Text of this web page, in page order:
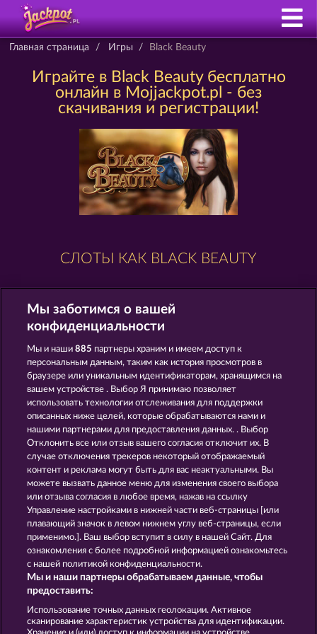
Главная страница Игры Black Beauty
Играйте в Black Beauty бесплатно
онлайн в Mojjackpot.pl - без
скачивания и регистрации!
СЛОТЫ КАК BLACK BEAUTY
SAVANNA MOON CUTIE CAT
ATLANTIC WILDS GOLDEN EI OF MOORHUHN
Правила КОНФИДЕНЦИАЛЬНОСТЬ
О компании Компания
Партнерская программа
Отправить Запрос об Отказе
Мы заботимся о вашей
конфиденциальности
Мы и наши885 партнеры храним и имеем доступ к
персональным данным, таким как история просмотров в
браузере или уникальным идентификаторам, хранящимся на
вашем устройстве . Выбор Я принимаю позволяет
использовать технологии отслеживания для поддержки
описанных ниже целей, которые обрабатываются нами и
нашими партнерами для предоставления данных. . Выбор
Отклонить все или отзыв вашего согласия отключит их. В
случае отключения трекеров некоторый отображаемый
контент и реклама могут быть для вас неактуальными. Вы
можете вызвать данное меню для изменения своего выбора
или отзыва согласия в любое время, нажав на ссылку
Управление настройками в нижней части веб-страницы [или
плавающий значок в левом нижнем углу веб-страницы, если
применимо.]. Ваш выбор вступит в силу в нашей Сайт. Для
ознакомления с более подробной информацией ознакомьтесь
с нашей политикой конфиденциальности.
Мы и наши партнеры обрабатываем данные, чтобы
предоставить:
Использование точных данных геолокации. Активное
сканирование характеристик устройства для идентификации.